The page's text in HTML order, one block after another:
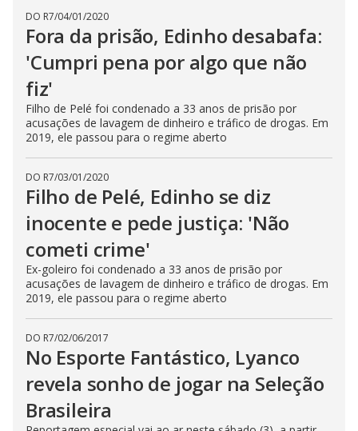
DO R7/04/01/2020
Fora da prisão, Edinho desabafa:
'Cumpri pena por algo que não
fiz'
Filho de Pelé foi condenado a 33 anos de prisão por
acusações de lavagem de dinheiro e tráfico de drogas. Em
2019, ele passou para o regime aberto
DO R7/03/01/2020
Filho de Pelé, Edinho se diz
inocente e pede justiça: 'Não
cometi crime'
Ex-goleiro foi condenado a 33 anos de prisão por
acusações de lavagem de dinheiro e tráfico de drogas. Em
2019, ele passou para o regime aberto
DO R7/02/06/2017
No Esporte Fantástico, Lyanco
revela sonho de jogar na Seleção
Brasileira